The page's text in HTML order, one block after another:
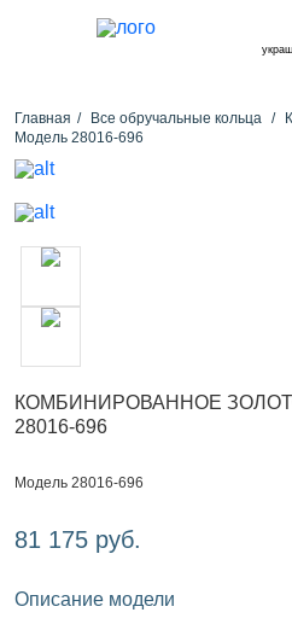
Главная Все обручальные кольца
Модель 28016-696
КОМБИНИРОВАННОЕ
28016-696
Модель 28016-696
81 175 руб.
Описание модели